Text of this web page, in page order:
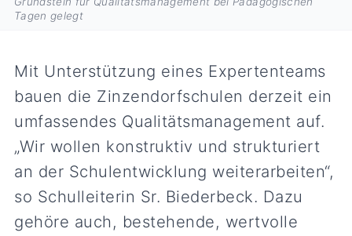
Tagen gelegt
Mit Unterstützung eines Expertenteams
bauen die Zinzendorfschulen derzeit ein
umfassendes Qualitätsmanagement auf.
„Wir wollen konstruktiv und strukturiert
an der Schulentwicklung weiterarbeiten“,
so Schulleiterin Sr. Biederbeck. Dazu
gehöre auch, bestehende, wertvolle